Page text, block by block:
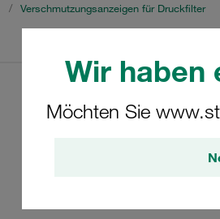
Wir haben
Möchten Sie
/ Verschmutzungsanzeigen für Druckfilter